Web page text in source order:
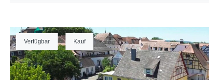
Verfügbar Kauf